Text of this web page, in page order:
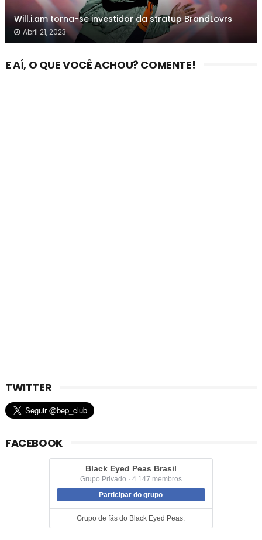
Will.i.am torna-se investidor da stratup BrandLovrs
Abril 21, 2023
E AÍ, O QUE VOCÊ ACHOU? COMENTE!
TWITTER
FACEBOOK
Black Eyed Peas Brasil
Grupo Privado · 4.147 membros
Participar do grupo
Grupo de fãs do Black Eyed Peas.